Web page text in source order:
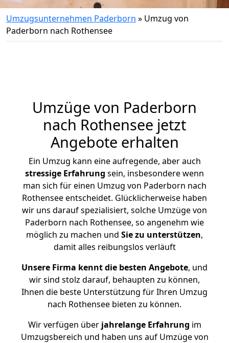
Umzugsunternehmen Paderborn » Umzug von
Paderborn nach Rothensee
Umzüge von Paderborn
nach Rothensee jetzt
Angebote erhalten
Ein Umzug kann eine aufregende, aber auch
stressige Erfahrung sein, insbesondere wenn
man sich für einen Umzug von Paderborn nach
Rothensee entscheidet. Glücklicherweise haben
wir uns darauf spezialisiert, solche Umzüge von
Paderborn nach Rothensee, so angenehm wie
möglich zu machen und Sie zu unterstützen,
damit alles reibungslos verläuft
Unsere Firma kennt die besten Angebote, und
wir sind stolz darauf, behaupten zu können,
Ihnen die beste Unterstützung für Ihren Umzug
nach Rothensee bieten zu können.
Wir verfügen überjahrelange Erfahrung im
Umzugsbereich und haben uns auf Umzüge von